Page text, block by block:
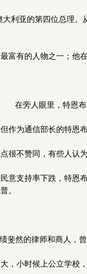
利亚的第四位总理
富有的人物之一；他
在旁人眼里，特恩
作为通信部长的特恩
很不赞同，有些人认
意支持率下跌，特恩
。
然的律师和商人，
，小时候上公立学校